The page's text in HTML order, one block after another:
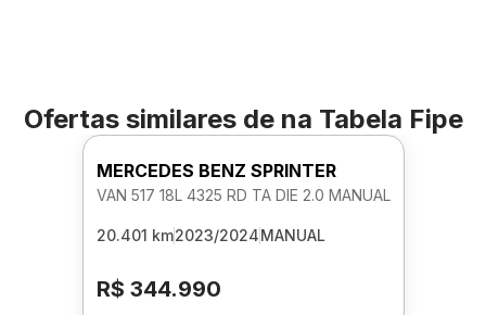
Ofertas similares de na Tabela Fipe
MERCEDES BENZ SPRINTER
VAN 517 18L 4325 RD TA DIE 2.0 MANUAL
20.401 km2023/2024MANUAL
R$ 344.990